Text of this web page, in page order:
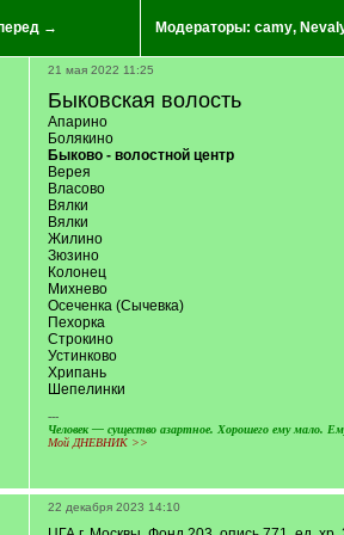
→ Модераторы: camy,
21 мая 2022 11:25
Быковская волость
Апарино
Болякино
Быково - волостной центр
Верея
Власово
Вялки
Вялки
Жилино
Зюзино
Колонец
Михнево
Осеченка (Сычевка)
Пехорка
Строкино
Устинково
Хрипань
Шепелинки
---
Человек — существо азартное. Хорошего ему мало.
Мой ДНЕВНИК >>
22 декабря 2023 14:10